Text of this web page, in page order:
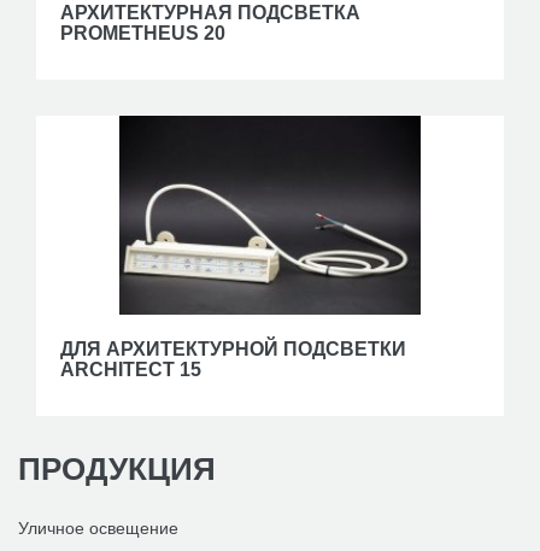
АРХИТЕКТУРНАЯ ПОДСВЕТКА
PROMETHEUS 20
ДЛЯ АРХИТЕКТУРНОЙ ПОДСВЕТКИ
ARCHITECT 15
ПРОДУКЦИЯ
Уличное освещение